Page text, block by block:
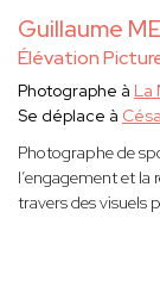
Guillaume
Élévation
Photographe à La
Se déplace à
Photographe de
l’engagement et la
travers des visuels